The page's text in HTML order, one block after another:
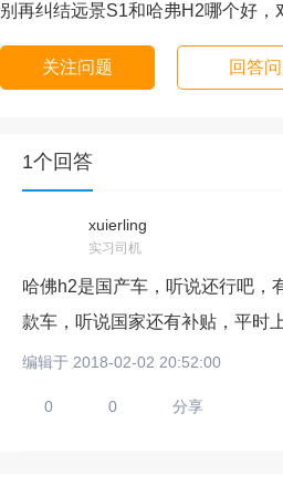
别再纠结远景S1和哈弗H2哪个好，
关注问题 回答
1个回答
xuierling
实习司机
哈佛h2是国产车，听说还行吧，
款车，听说国家还有补贴，平时
编辑于 2018-02-02 20:52:00
0 0 分享